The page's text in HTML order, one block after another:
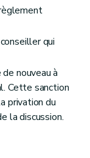
qui
nouveau à
Cette sanction
privation du
la discussion.